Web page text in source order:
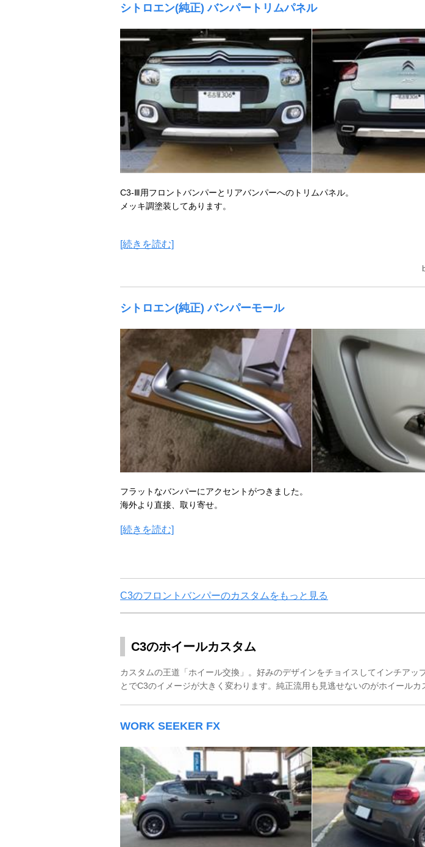
シトロエン(純正) バンパートリムパネル
C3-Ⅲ用フロントバンパーとリアバンパーへのトリムパネル。
メッキ調塗装してあります。
[続きを読む]
シトロエン(純正) バンパーモール
フラットなバンパーにアクセントがつきました。
海外より直接、取り寄せ。
[続きを読む]
C3のフロントバンパーのカスタムをもっと見る
C3のホイールカスタム
カスタムの王道「ホイール交換」。好みのデザインをチョイスしてインチアッ
とでC3のイメージが大きく変わります。純正流用も見逃せないのがホイールカ
WORK SEEKER FX